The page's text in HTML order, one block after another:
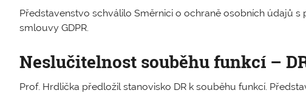
Představenstvo schválilo Směrnici o ochraně osobních údajů
smlouvy GDPR.
Neslučitelnost souběhu funkcí –
Prof. Hrdlička předložil stanovisko DR k souběhu funkcí.